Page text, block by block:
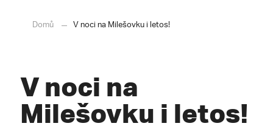
Domů V noci na Milešovku i letos!
V noci na
Milešovku i letos!